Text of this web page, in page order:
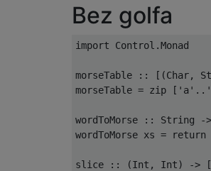
Bez golfa
import Control.Monad
morseTable :: [(Char,
morseTable =
wordToMorse :: String -
wordToMorse xs =
slice :: (Int, Int) ->